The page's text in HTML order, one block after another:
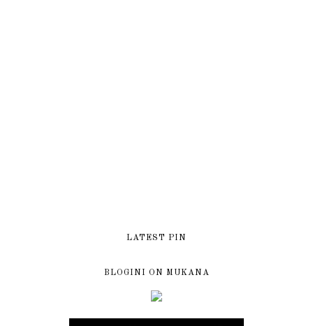
LATEST PIN
BLOGINI ON MUKANA